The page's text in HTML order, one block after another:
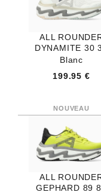
ALL
DYNAMITE 30
Blanc
199.95 €
ALL
GEPHARD 89